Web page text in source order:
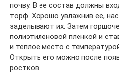
почву. В ее состав должны
торф. Хорошо увлажнив ее,
заделывают их. Затем
полиэтиленовой пленкой и
и теплое место с
Открыть его можно после
ростков.